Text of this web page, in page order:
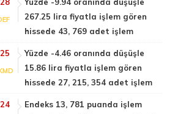
267.25 lira fiyatla işlem gören
hissede 43, 769 adet işlem
Yüzde -4.46 oranında düşüşle
15.86 lira fiyatla işlem gören
hissede 27, 215, 354 adet işlem
Endeks 13, 781 puanda işlem